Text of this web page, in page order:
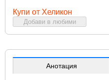
Купи от Хеликон
Добави в любими
Анотация